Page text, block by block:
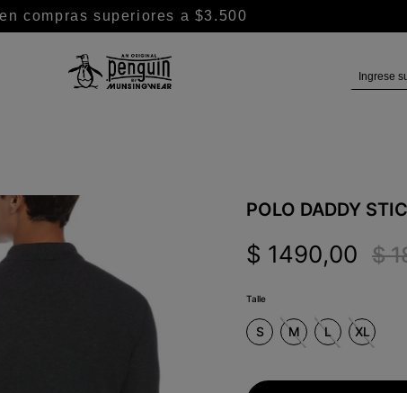
compras superiores a $3.500
POLO DADDY
$ 1490,00 $
Talle
S M L XL
chaleco puffer
remeras